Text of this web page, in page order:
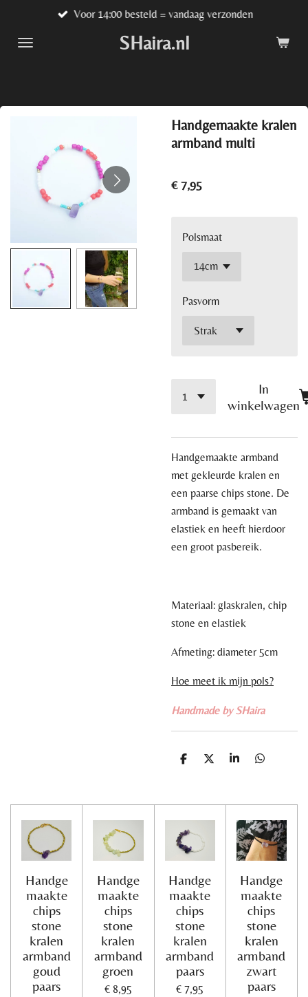
naar
SHaira.nl
Voor 14:00 besteld = vandaag verzonden
Handgemaakte kralen
armband multi
€ 7,95
Polsmaat
Pasvorm
In
winkelwagen
Handgemaakte armband
met gekleurde kralen en
een paarse chips stone. De
armband is gemaakt van
elastiek en heeft hierdoor
een groot pasbereik.
Materiaal: glaskralen, chip
stone en elastiek
Afmeting: diameter 5cm
Hoe meet ik mijn pols?
Handmade by SHaira
D
D
S
D
Handge
maakte
chips
stone
kralen
armband
goud
paars
Handge
maakte
chips
stone
kralen
armband
groen
€ 8,95
Handge
maakte
chips
stone
kralen
armband
paars
€ 7,95
Handge
maakte
chips
stone
kralen
armband
zwart
paars